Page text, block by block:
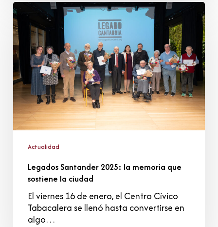
Legados
Santander
2025:
la
memoria
que
sostiene
la
ciudad
Actualidad
Legados Santander 2025: la memoria que
sostiene la ciudad
El viernes 16 de enero, el Centro Cívico
Tabacalera se llenó hasta convertirse en
algo…